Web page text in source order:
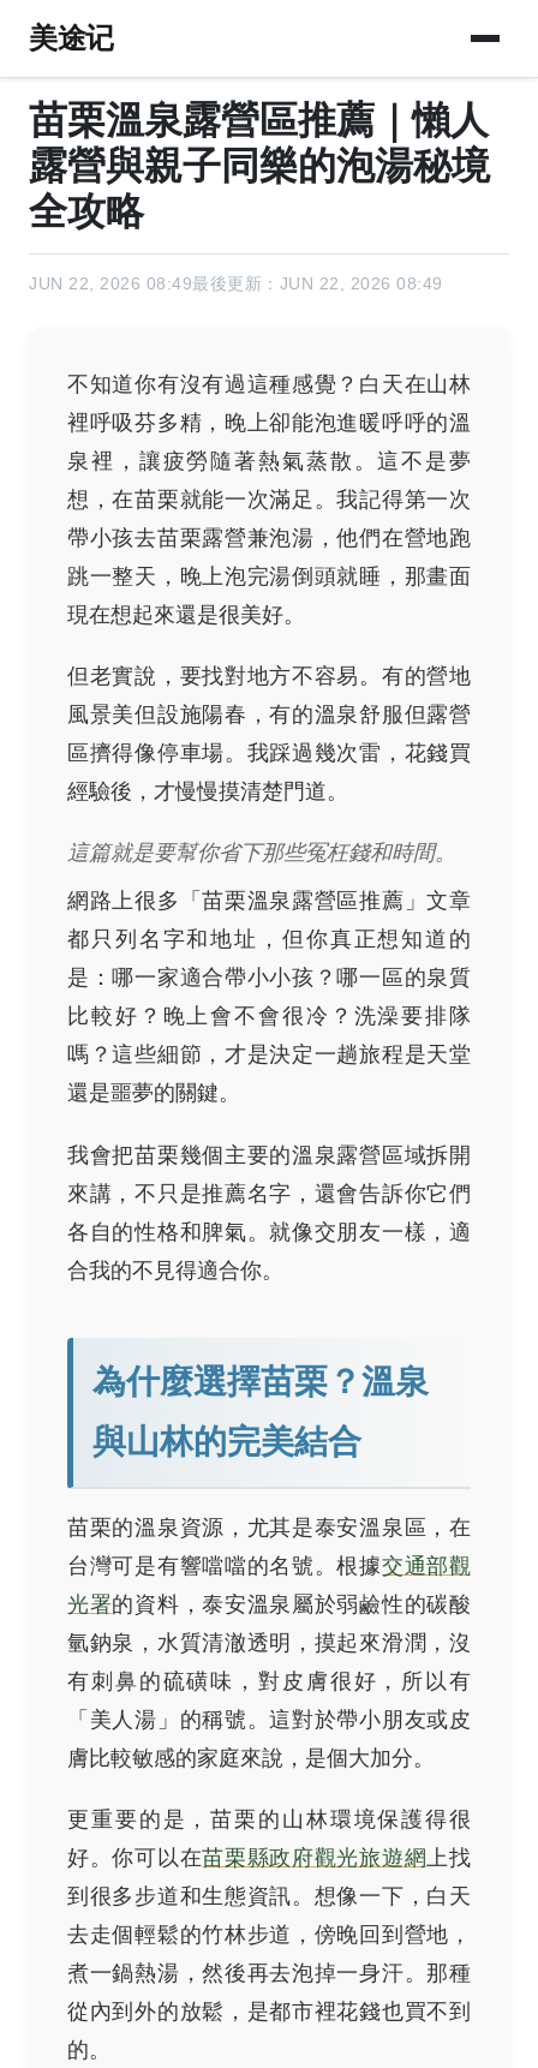
美途记
苗栗溫泉露營區推薦｜懶人
露營與親子同樂的泡湯秘境
全攻略
JUN 22, 2026 08:49最後更新：JUN 22, 2026 08:49
不知道你有沒有過這種感覺？白天在山林
裡呼吸芬多精，晚上卻能泡進暖呼呼的溫
泉裡，讓疲勞隨著熱氣蒸散。這不是夢
想，在苗栗就能一次滿足。我記得第一次
帶小孩去苗栗露營兼泡湯，他們在營地跑
跳一整天，晚上泡完湯倒頭就睡，那畫面
現在想起來還是很美好。
但老實說，要找對地方不容易。有的營地
風景美但設施陽春，有的溫泉舒服但露營
區擠得像停車場。我踩過幾次雷，花錢買
經驗後，才慢慢摸清楚門道。
這篇就是要幫你省下那些冤枉錢和時間。
網路上很多「苗栗溫泉露營區推薦」文章
都只列名字和地址，但你真正想知道的
是：哪一家適合帶小小孩？哪一區的泉質
比較好？晚上會不會很冷？洗澡要排隊
嗎？這些細節，才是決定一趟旅程是天堂
還是噩夢的關鍵。
我會把苗栗幾個主要的溫泉露營區域拆開
來講，不只是推薦名字，還會告訴你它們
各自的性格和脾氣。就像交朋友一樣，適
合我的不見得適合你。
為什麼選擇苗栗？溫泉
與山林的完美結合
苗栗的溫泉資源，尤其是泰安溫泉區，在
台灣可是有響噹噹的名號。根據交通部觀
光署的資料，泰安溫泉屬於弱鹼性的碳酸
氫鈉泉，水質清澈透明，摸起來滑潤，沒
有刺鼻的硫磺味，對皮膚很好，所以有
「美人湯」的稱號。這對於帶小朋友或皮
膚比較敏感的家庭來說，是個大加分。
更重要的是，苗栗的山林環境保護得很
好。你可以在苗栗縣政府觀光旅遊網 上找
到很多步道和生態資訊。想像一下，白天
去走個輕鬆的竹林步道，傍晚回到營地，
煮一鍋熱湯，然後再去泡掉一身汗。那種
從內到外的放鬆，是都市裡花錢也買不到
的。